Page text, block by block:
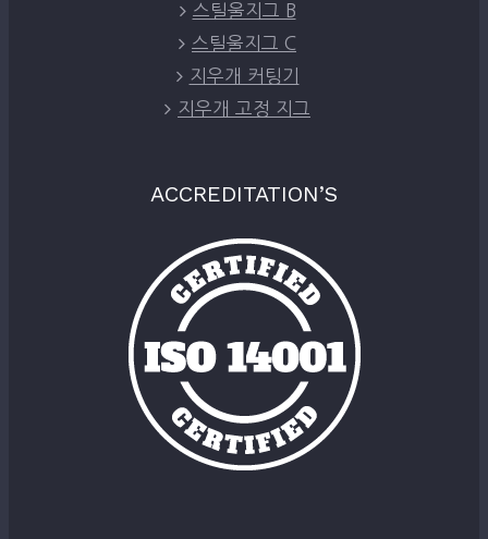
스틸울지그 B
스틸울지그 C
지우개 커팅기
지우개 고정 지그
ACCREDITATION’S